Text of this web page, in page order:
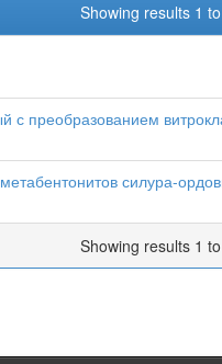
Showing results 1
с преобразованием
силура-
Showing results 1